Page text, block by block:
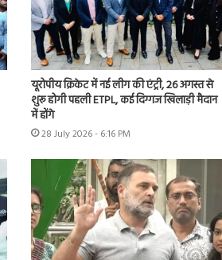
यूरोपीय क्रिकेट में नई लीग की एंट्री, 26 अगस्त से
शुरू होगी पहली ETPL, कई दिग्गज खिलाड़ी मैदान
में होंगे
28 July 2026 - 6:16 PM